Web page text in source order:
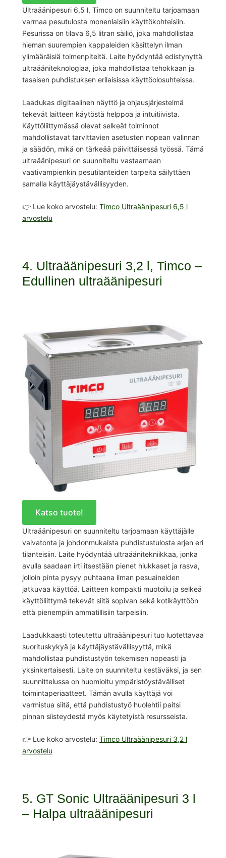
Ultraäänipesuri 6,5 l, Timco on suunniteltu tarjoamaan
varmaa pesutulosta monenlaisiin käyttökohteisiin.
Pesurissa on tilava 6,5 litran säiliö, joka mahdollistaa
hieman suurempien kappaleiden käsittelyn ilman
ylimääräisiä toimenpiteitä. Laite hyödyntää edistynyttä
ultraääniteknologiaa, joka mahdollistaa tehokkaan ja
tasaisen puhdistuksen erilaisissa käyttöolosuhteissa.
Laadukas digitaalinen näyttö ja ohjausjärjestelmä
tekevät laitteen käytöstä helppoa ja intuitiivista.
Käyttöliittymässä olevat selkeät toiminnot
mahdollistavat tarvittavien asetusten nopean valinnan
ja säädön, mikä on tärkeää päivittäisessä työssä. Tämä
ultraäänipesuri on suunniteltu vastaamaan
vaativampienkin pesutilanteiden tarpeita säilyttäen
samalla käyttäjäystävällisyyden.
👉 Lue koko arvostelu: Timco Ultraäänipesuri 6,5 l
arvostelu
4. Ultraäänipesuri 3,2 l, Timco –
Edullinen ultraäänipesuri
Katso tuote!
Ultraäänipesuri on suunniteltu tarjoamaan käyttäjälle
vaivatonta ja johdonmukaista puhdistustulosta arjen eri
tilanteisiin. Laite hyödyntää ultraäänitekniikkaa, jonka
avulla saadaan irti itsestään pienet hiukkaset ja rasva,
jolloin pinta pysyy puhtaana ilman pesuaineiden
jatkuvaa käyttöä. Laitteen kompakti muotoilu ja selkeä
käyttöliittymä tekevät siitä sopivan sekä kotikäyttöön
että pienempiin ammatillisiin tarpeisiin.
Laadukkaasti toteutettu ultraäänipesuri tuo luotettavaa
suorituskykyä ja käyttäjäystävällisyyttä, mikä
mahdollistaa puhdistustyön tekemisen nopeasti ja
yksinkertaisesti. Laite on suunniteltu kestäväksi, ja sen
suunnittelussa on huomioitu ympäristöystävälliset
toimintaperiaatteet. Tämän avulla käyttäjä voi
varmistua siitä, että puhdistustyö huolehtii paitsi
pinnan siisteydestä myös käytetyistä resursseista.
👉 Lue koko arvostelu: Timco Ultraäänipesuri 3,2 l
arvostelu
5. GT Sonic Ultraäänipesuri 3 l
– Halpa ultraäänipesuri